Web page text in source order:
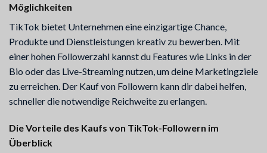
Möglichkeiten
TikTok bietet Unternehmen eine einzigartige Chance,
Produkte und Dienstleistungen kreativ zu bewerben. Mit
einer hohen Followerzahl kannst du Features wie Links in der
Bio oder das Live-Streaming nutzen, um deine Marketingziele
zu erreichen. Der Kauf von Followern kann dir dabei helfen,
schneller die notwendige Reichweite zu erlangen.
Die Vorteile des Kaufs von TikTok-Followern im
Überblick